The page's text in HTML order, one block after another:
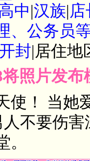
中|汉族|店
、公务员
封|居住地
照片发
使！ 当她
人不要伤
。